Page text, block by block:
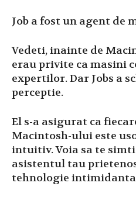
Job a fost un agent de
Vedeti, inainte de
erau privite ca masini
expertilor. Dar Jobs a
perceptie.
El s-a asigurat ca
Macintosh-ului este
intuitiv. Voia sa te
asistentul tau
tehnologie